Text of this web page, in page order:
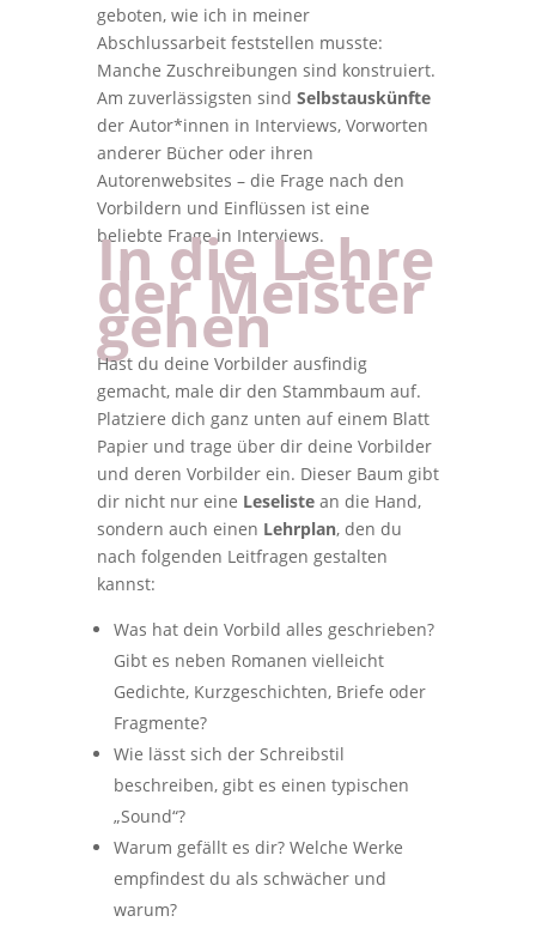
geboten, wie ich in meiner
Abschlussarbeit feststellen musste:
Manche Zuschreibungen sind konstruiert.
Am zuverlässigsten sind Selbstauskünfte
der Autor*innen in Interviews, Vorworten
anderer Bücher oder ihren
Autorenwebsites – die Frage nach den
Vorbildern und Einflüssen ist eine
beliebte Frage in Interviews.
In die Lehre
der Meister
gehen
Hast du deine Vorbilder ausfindig
gemacht, male dir den Stammbaum auf.
Platziere dich ganz unten auf einem Blatt
Papier und trage über dir deine Vorbilder
und deren Vorbilder ein. Dieser Baum gibt
dir nicht nur eine Leselistean die Hand,
sondern auch einen Lehrplan, den du
nach folgenden Leitfragen gestalten
kannst:
Was hat dein Vorbild alles geschrieben?
Gibt es neben Romanen vielleicht
Gedichte, Kurzgeschichten, Briefe oder
Fragmente?
Wie lässt sich der Schreibstil
beschreiben, gibt es einen typischen
„Sound“?
Warum gefällt es dir? Welche Werke
empfindest du als schwächer und
warum?